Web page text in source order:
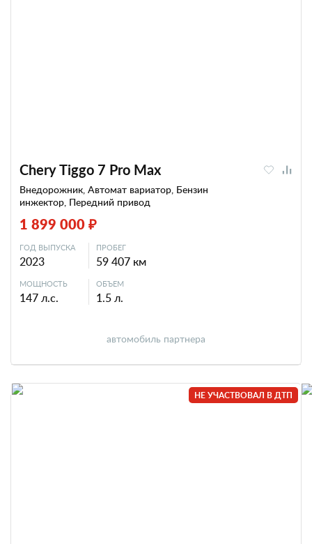
Chery Tiggo 7 Pro Max
Внедорожник, Автомат вариатор, Бензин
инжектор, Передний привод
1 899 000 ₽
ГОД ВЫПУСКА
2023
ПРОБЕГ
59 407 км
МОЩНОСТЬ
147 л.с.
ОБЪЕМ
1.5 л.
автомобиль партнера
НЕ УЧАСТВОВАЛ В ДТП